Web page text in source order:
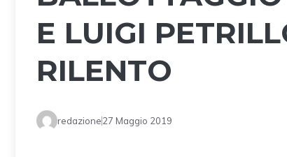
E LUIGI
RILENTO
redazione27 Maggio 2019